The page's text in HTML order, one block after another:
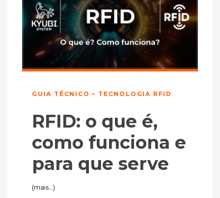
GUIA TÉCNICO – TECNOLOGIA RFID
RFID: o que é,
como funciona e
para que serve
(mais…)